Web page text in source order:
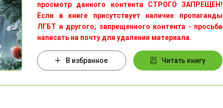
просмотр данного контента СТРОГО ЗАПРЕЩЕН!
Если в книге присутствует наличие пропаганды
ЛГБТ и другого, запрещенного контента - просьба
написать на почту для удаления материала.
В избранное Читать книгу